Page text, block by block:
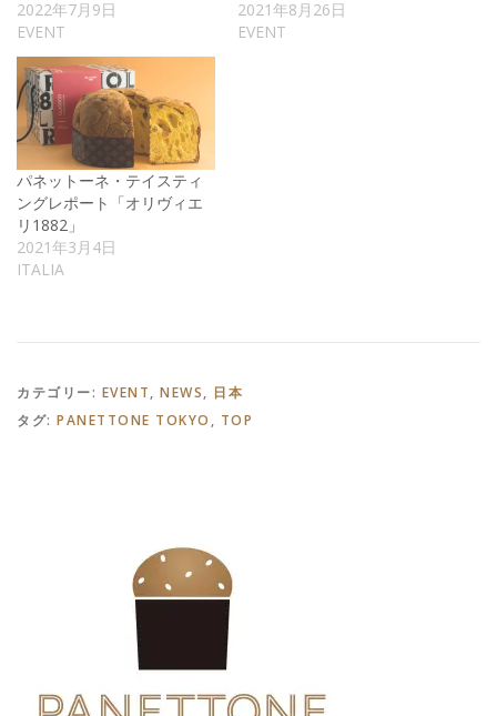
2022年7月9日
EVENT
2021年8月26日
EVENT
パネットーネ・テイスティ
ングレポート「オリヴィエ
リ1882」
2021年3月4日
ITALIA
カテゴリー: EVENT, NEWS, 日本
タグ: PANETTONE TOKYO , TOP